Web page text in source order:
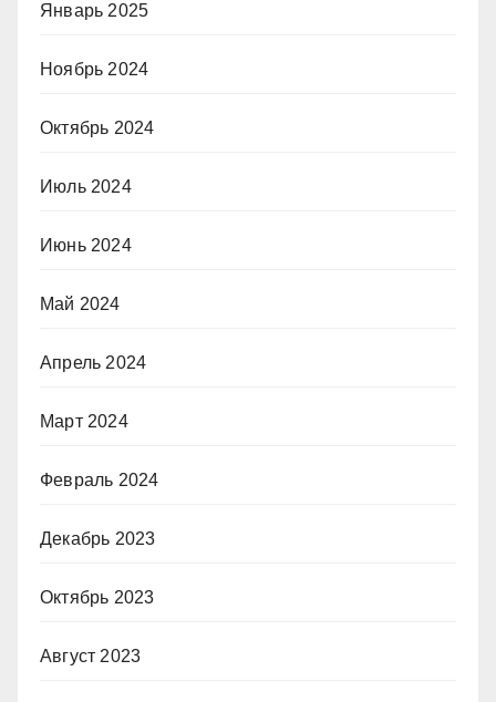
Январь 2025
Ноябрь 2024
Октябрь 2024
Июль 2024
Июнь 2024
Май 2024
Апрель 2024
Март 2024
Февраль 2024
Декабрь 2023
Октябрь 2023
Август 2023